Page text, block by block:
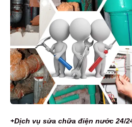
+Dịch vụ sửa chữa điện nước 24/